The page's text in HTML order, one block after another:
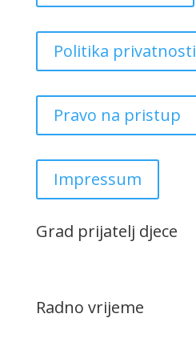
Politika privatnosti
Pravo na pristup
Impressum
Grad prijatelj djece
Radno vrijeme